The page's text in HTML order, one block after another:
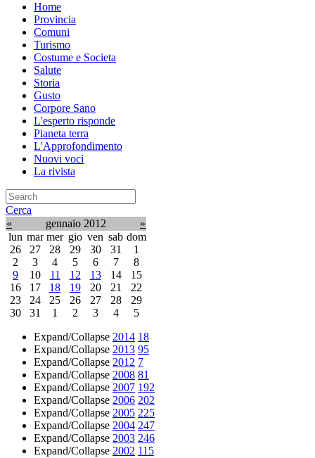
Home
Provincia
Comuni
Turismo
Costume e Societa
Salute
Storia
Gusto
Corpore Sano
L'esperto risponde
Pianeta terra
L'Approfondimento
Nuovi voci
La rivista
Cerca
«
gennaio 2012
»
lun mar mer gio ven sab dom
26
27 28 29 30 31
1
2
3 4 5 6 7
8
9
10 11 12 13 14
15
16
17 18 19 20 21
22
23
24 25 26 27 28
29
30
31 1 2 3 4
5
Expand/Collapse 2014 18
Expand/Collapse 2013 95
Expand/Collapse 2012 7
Expand/Collapse 2008 81
Expand/Collapse 2007 192
Expand/Collapse 2006 202
Expand/Collapse 2005 225
Expand/Collapse 2004 247
Expand/Collapse 2003 246
Expand/Collapse 2002 115